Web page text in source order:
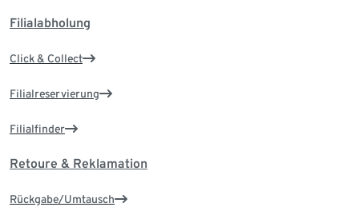
Filialabholung
Click & Collect
Filialreservierung
Filialfinder
Retoure & Reklamation
Rückgabe/Umtausch